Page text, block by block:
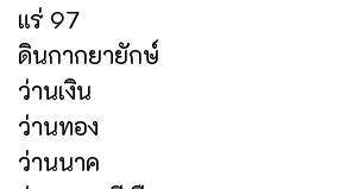
แร่ 97
ดินกากยายักษ์
ว่านเงิน
ว่านทอง
ว่านนาค